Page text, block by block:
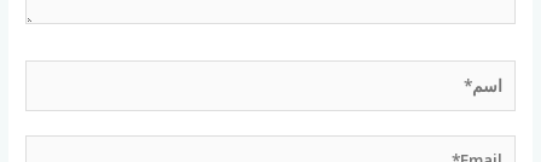
اسم*
Email*